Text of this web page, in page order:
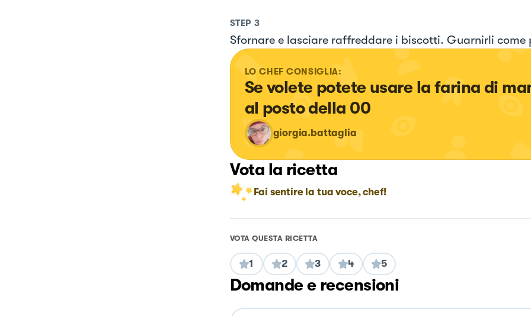
STEP 3
Sfornare e lasciare raffreddare i biscotti. Guarnirli come
LO CHEF CONSIGLIA:
Se volete potete usare la farina di
al posto della 00
giorgia.battaglia
Vota la ricetta
Fai sentire la tua voce, chef!
VOTA QUESTA RICETTA
1 2 3 4 5
Domande e recensioni